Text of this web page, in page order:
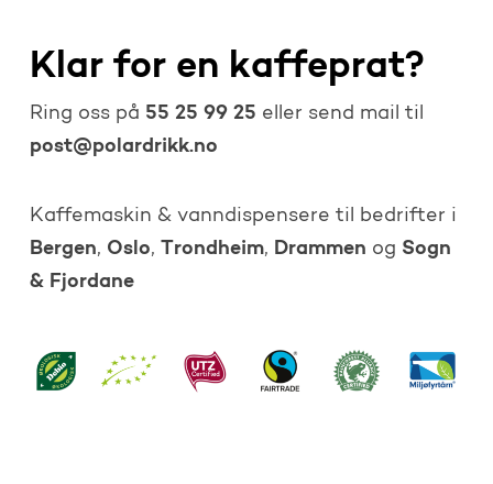
Klar for en kaffeprat?
Ring oss på 55 25 99 25 eller send mail til
post@polardrikk.no
Kaffemaskin & vanndispensere til bedrifter i
Bergen, Oslo, Trondheim, Drammen og Sogn
& Fjordane